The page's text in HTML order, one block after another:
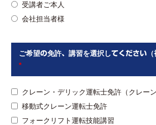
受講者ご本人
会社担当者様
ご希望の免許、講習を選択してください（
*
クレーン・デリック運転士免許（クレーン
移動式クレーン運転士免許
フォークリフト運転技能講習